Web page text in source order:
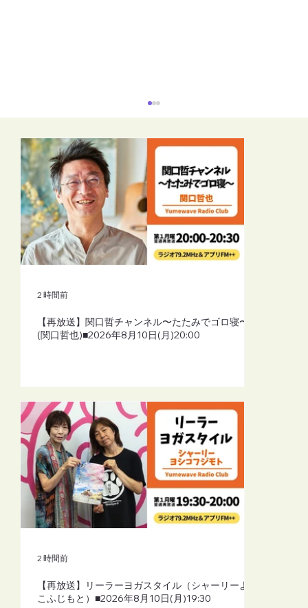
【再放送】リーラーヨガスタイル（シャ
(月)19:30
【再放送】関口哲チャンネル〜たたみでゴロ寝〜
(関口哲也)■2026年8月10日(月)20:00
2 時間前
【再放送】リーラーヨガスタイル（シャーリーよし
こふじもと）■2026年8月10日(月)19:30
2 時間前